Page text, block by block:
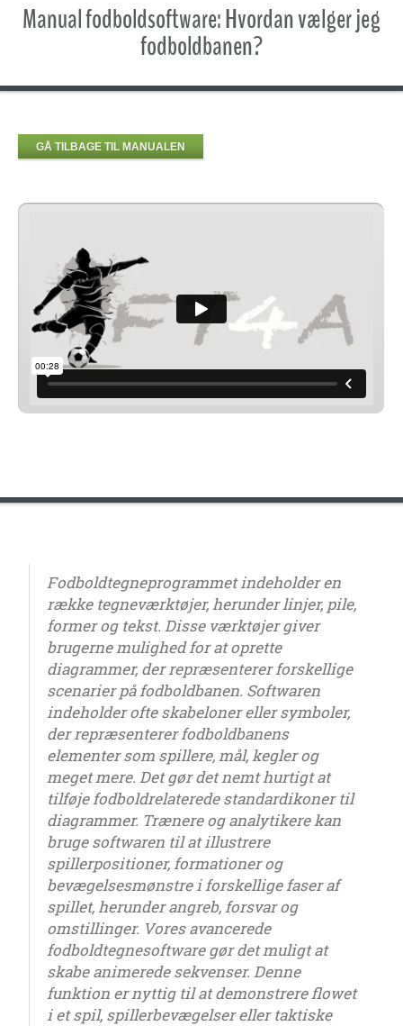
Manual fodboldsoftware: Hvordan vælger jeg
fodboldbanen?
GÅ TILBAGE TIL MANUALEN
Fodboldtegneprogrammet indeholder en
række tegneværktøjer, herunder linjer, pile,
former og tekst. Disse værktøjer giver
brugerne mulighed for at oprette
diagrammer, der repræsenterer forskellige
scenarier på fodboldbanen. Softwaren
indeholder ofte skabeloner eller symboler,
der repræsenterer fodboldbanens
elementer som spillere, mål, kegler og
meget mere. Det gør det nemt hurtigt at
tilføje fodboldrelaterede standardikoner til
diagrammer. Trænere og analytikere kan
bruge softwaren til at illustrere
spillerpositioner, formationer og
bevægelsesmønstre i forskellige faser af
spillet, herunder angreb, forsvar og
omstillinger. Vores avancerede
fodboldtegnesoftware gør det muligt at
skabe animerede sekvenser. Denne
funktion er nyttig til at demonstrere flowet
i et spil, spillerbevægelser eller taktiske